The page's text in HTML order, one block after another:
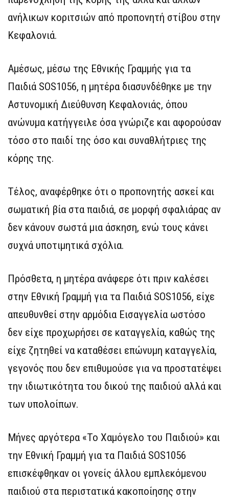
ανήλικων κοριτσιών από προπονητή στίβου στην
Κεφαλονιά.
Αμέσως, μέσω της Εθνικής Γραμμής για τα
Παιδιά SOS1056, η μητέρα διασυνδέθηκε με την
Αστυνομική Διεύθυνση Κεφαλονιάς, όπου
ανώνυμα κατήγγειλε όσα γνώριζε και αφορούσαν
τόσο στο παιδί της όσο και συναθλήτριες της
κόρης της.
Τέλος, αναφέρθηκε ότι ο προπονητής ασκεί και
σωματική βία στα παιδιά, σε μορφή σφαλιάρας αν
δεν κάνουν σωστά μια άσκηση, ενώ τους κάνει
συχνά υποτιμητικά σχόλια.
Πρόσθετα, η μητέρα ανάφερε ότι πριν καλέσει
στην Εθνική Γραμμή για τα Παιδιά SOS1056, είχε
απευθυνθεί στην αρμόδια Εισαγγελία ωστόσο
δεν είχε προχωρήσει σε καταγγελία, καθώς της
είχε ζητηθεί να καταθέσει επώνυμη καταγγελία,
γεγονός που δεν επιθυμούσε για να προστατέψει
την ιδιωτικότητα του δικού της παιδιού αλλά και
των υπολοίπων.
Μήνες αργότερα «Το Χαμόγελο του Παιδιού» και
την Εθνική Γραμμή για τα Παιδιά SOS1056
επισκέφθηκαν οι γονείς άλλου εμπλεκόμενου
παιδιού στα περιστατικά κακοποίησης στην